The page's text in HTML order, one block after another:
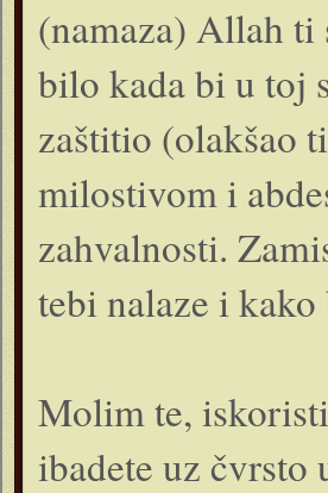
(namaza) Allah ti
bilo kada bi u toj
zaštitio (olakšao
milostivom i
zahvalnosti.
tebi nalaze i
Molim te,
ibadete uz čvrsto